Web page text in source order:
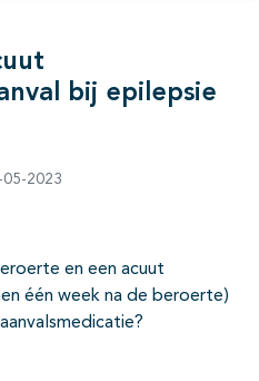
bij epilepsie
05-2023
en een acuut
één week na de beroerte)